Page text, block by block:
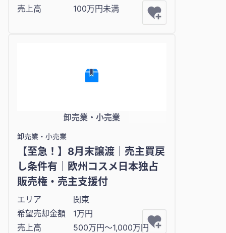
売上高
100万円未満
卸売業・小売業
卸売業・小売業
【至急！】8月末譲渡｜売主買戻
し条件有｜欧州コスメ日本独占
販売権・売主支援付
エリア
関東
希望売却金額
1万円
売上高
500万円〜1,000万円